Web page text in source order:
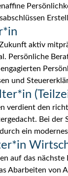
aktiv
Persönliche
und
verdient den
Bei der
ein
auf das
Abarbeiten von